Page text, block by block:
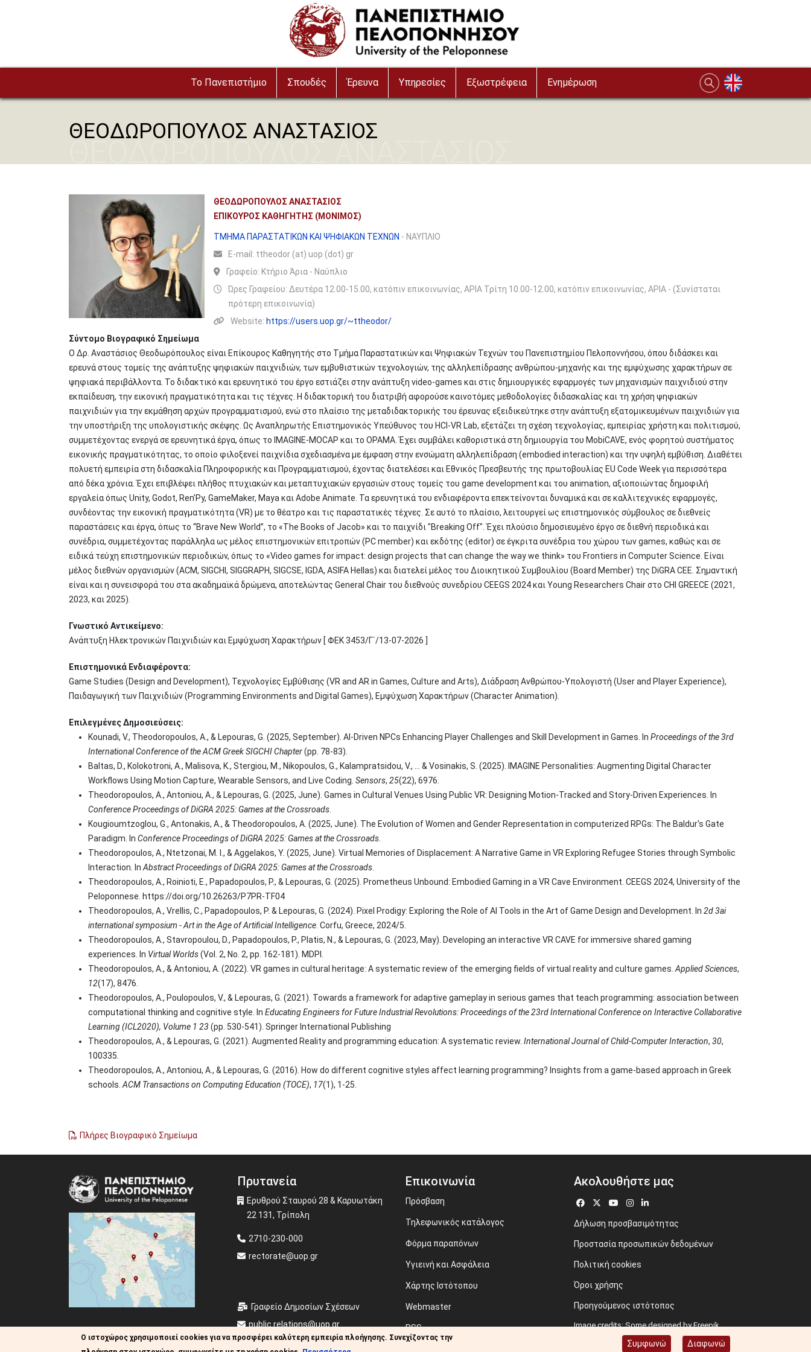
To Πανεπιστήμιο Σπουδές Έρευνα Υπηρεσίες Εξωστρέφεια Ενημέρωση
ΘΕΟΔΩΡΟΠΟΥΛΟΣ ΑΝΑΣΤΑΣΙΟΣ
ΘΕΟΔΩΡΟΠΟΥΛΟΣ ΑΝΑΣΤΑΣΙΟΣ
ΕΠΙΚΟΥΡΟΣ ΚΑΘΗΓΗΤΗΣ (ΜΟΝΙΜΟΣ)
ΤΜΗΜΑ ΠΑΡΑΣΤΑΤΙΚΩΝ ΚΑΙ ΨΗΦΙΑΚΩΝ ΤΕΧΝΩΝ - ΝΑΥΠΛΙΟ
Ε-mail: ttheodor (at) uop (dot) gr
Γραφείο: Κτήριο Άρια - Ναύπλιο
Ώρες Γραφείου: Δευτέρα 12.00-15.00, κατόπιν επικοινωνίας, ΑΡΙΑ Τρίτη 10.00-12.00, κατόπιν επικοινωνίας, ΑΡΙΑ - (Συνίσταται
πρότερη επικοινωνία)
Website: https://users.uop.gr/~ttheodor/
Σύντομο Βιογραφικό Σημείωμα
Ο Δρ. Αναστάσιος Θεοδωρόπουλος είναι Επίκουρος Καθηγητής στο Τμήμα Παραστατικών και Ψηφιακών Τεχνών του Πανεπιστημίου Πελοποννήσου, όπου διδάσκει και
ερευνά στους τομείς της ανάπτυξης ψηφιακών παιχνιδιών, των εμβυθιστικών τεχνολογιών, της αλληλεπίδρασης ανθρώπου-μηχανής και της εμψύχωσης χαρακτήρων σε
ψηφιακά περιβάλλοντα. Το διδακτικό και ερευνητικό του έργο εστιάζει στην ανάπτυξη video-games και στις δημιουργικές εφαρμογές των μηχανισμών παιχνιδιού στην
εκπαίδευση, την εικονική πραγματικότητα και τις τέχνες. Η διδακτορική του διατριβή αφορούσε καινοτόμες μεθοδολογίες διδασκαλίας και τη χρήση ψηφιακών
παιχνιδιών για την εκμάθηση αρχών προγραμματισμού, ενώ στο πλαίσιο της μεταδιδακτορικής του έρευνας εξειδικεύτηκε στην ανάπτυξη εξατομικευμένων παιχνιδιών για
την υποστήριξη της υπολογιστικής σκέψης. Ως Αναπληρωτής Επιστημονικός Υπεύθυνος του HCI-VR Lab, εξετάζει τη σχέση τεχνολογίας, εμπειρίας χρήστη και πολιτισμού,
συμμετέχοντας ενεργά σε ερευνητικά έργα, όπως το IMAGINE-MOCAP και το ΟΡΑΜΑ. Έχει συμβάλει καθοριστικά στη δημιουργία του MobiCAVE, ενός φορητού συστήματος
εικονικής πραγματικότητας, το οποίο φιλοξενεί παιχνίδια σχεδιασμένα με έμφαση στην ενσώματη αλληλεπίδραση (embodied interaction) και την υψηλή εμβύθιση. Διαθέτει
πολυετή εμπειρία στη διδασκαλία Πληροφορικής και Προγραμματισμού, έχοντας διατελέσει και Εθνικός Πρεσβευτής της πρωτοβουλίας EU Code Week για περισσότερα
από δέκα χρόνια. Έχει επιβλέψει πλήθος πτυχιακών και μεταπτυχιακών εργασιών στους τομείς του game development και του animation, αξιοποιώντας δημοφιλή
εργαλεία όπως Unity, Godot, Ren’Py, GameMaker, Maya και Adobe Animate. Τα ερευνητικά του ενδιαφέροντα επεκτείνονται δυναμικά και σε καλλιτεχνικές εφαρμογές,
συνδέοντας την εικονική πραγματικότητα (VR) με το θέατρο και τις παραστατικές τέχνες. Σε αυτό το πλαίσιο, λειτουργεί ως επιστημονικός σύμβουλος σε διεθνείς
παραστάσεις και έργα, όπως το “Brave New World”, το «The Books of Jacob» και το παιχνίδι "Breaking Off". Έχει πλούσιο δημοσιευμένο έργο σε διεθνή περιοδικά και
συνέδρια, συμμετέχοντας παράλληλα ως μέλος επιστημονικών επιτροπών (PC member) και εκδότης (editor) σε έγκριτα συνέδρια του χώρου των games, καθώς και σε
ειδικά τεύχη επιστημονικών περιοδικών, όπως το «Video games for impact: design projects that can change the way we think» του Frontiers in Computer Science. Είναι
μέλος διεθνών οργανισμών (ACM, SIGCHI, SIGGRAPH, SIGCSE, IGDA, ASIFA Hellas) και διατελεί μέλος του Διοικητικού Συμβουλίου (Board Member) της DiGRA CEE. Σημαντική
είναι και η συνεισφορά του στα ακαδημαϊκά δρώμενα, αποτελώντας General Chair του διεθνούς συνεδρίου CEEGS 2024 και Young Researchers Chair στο CHI GREECE (2021,
2023, και 2025).
Γνωστικό Αντικείμενο:
Ανάπτυξη Ηλεκτρονικών Παιχνιδιών και Εμψύχωση Χαρακτήρων [ ΦΕΚ 3453/Γ΄/13-07-2026 ]
Επιστημονικά Ενδιαφέροντα:
Game Studies (Design and Development), Τεχνολογίες Εμβύθισης (VR and AR in Games, Culture and Arts), Διάδραση Ανθρώπου-Υπολογιστή (User and Player Experience),
Παιδαγωγική των Παιχνιδιών (Programming Environments and Digital Games), Εμψύχωση Χαρακτήρων (Character Animation).
Επιλεγμένες Δημοσιεύσεις:
Kounadi, V., Theodoropoulos, A., & Lepouras, G. (2025, September). AI-Driven NPCs Enhancing Player Challenges and Skill Development in Games. In Proceedings of the 3rd
International Conference of the ACM Greek SIGCHI Chapter(pp. 78-83).
Baltas, D., Kolokotroni, A., Malisova, K., Stergiou, M., Nikopoulos, G., Kalampratsidou, V., ... & Vosinakis, S. (2025). IMAGINE Personalities: Augmenting Digital Character
Workflows Using Motion Capture, Wearable Sensors, and Live Coding. Sensors, 25(22), 6976.
Theodoropoulos, A., Antoniou, A., & Lepouras, G. (2025, June). Games in Cultural Venues Using Public VR: Designing Motion-Tracked and Story-Driven Experiences. In
Conference Proceedings of DiGRA 2025: Games at the Crossroads
Kougioumtzoglou, G., Antonakis, A., & Theodoropoulos, A. (2025, June). The Evolution of Women and Gender Representation in computerized RPGs: The Baldur's Gate
Paradigm. In Conference Proceedings of DiGRA 2025: Games at the Crossroads
Theodoropoulos, A., Ntetzonai, M. I., & Aggelakos, Y. (2025, June). Virtual Memories of Displacement: A Narrative Game in VR Exploring Refugee Stories through Symbolic
Interaction. In Abstract Proceedings of DiGRA 2025: Games at the Crossroads
Theodoropoulos, A., Roinioti, E., Papadopoulos, P., & Lepouras, G. (2025). Prometheus Unbound: Embodied Gaming in a VR Cave Environment. CEEGS 2024, University of the
Peloponnese. https://doi.org/10.26263/P7PR-TF04
Theodoropoulos, A., Vrellis, C., Papadopoulos, P. & Lepouras, G. (2024). Pixel Prodigy: Exploring the Role of AI Tools in the Art of Game Design and Development. In 2d 3ai
international symposium - Art in the Age of Artificial Intelligence . Corfu, Greece, 2024/5.
Theodoropoulos, A., Stavropoulou, D., Papadopoulos, P., Platis, N., & Lepouras, G. (2023, May). Developing an interactive VR CAVE for immersive shared gaming
experiences. In Virtual Worlds(Vol. 2, No. 2, pp. 162-181). MDPI.
Theodoropoulos, A., & Antoniou, A. (2022). VR games in cultural heritage: A systematic review of the emerging fields of virtual reality and culture games. Applied Sciences,
12(17), 8476.
Theodoropoulos, A., Poulopoulos, V., & Lepouras, G. (2021). Towards a framework for adaptive gameplay in serious games that teach programming: association between
computational thinking and cognitive style. In Educating Engineers for Future Industrial Revolutions: Proceedings of the 23rd International Conference on Interactive Collaborative
Learning (ICL2020), Volume 1 23 (pp. 530-541). Springer International Publishing
Theodoropoulos, A., & Lepouras, G. (2021). Augmented Reality and programming education: A systematic review. International Journal of Child-Computer Interaction, 30,
100335.
Theodoropoulos, A., Antoniou, A., & Lepouras, G. (2016). How do different cognitive styles affect learning programming? Insights from a game-based approach in Greek
schools. ACM Transactions on Computing Education (TOCE), 17(1), 1-25.
Πλήρες Βιογραφικό Σημείωμα
Image Πρυτανεία
Ερυθρού Σταυρού 28 & Καρυωτάκη
22 131, Τρίπολη
2710-230-000
rectorate@uop.gr
Γραφείο Δημοσίων Σχέσεων
public.relations@uop.gr
Επικοινωνία
Πρόσβαση
Τηλεφωνικός κατάλογος
Φόρμα παραπόνων
Υγιεινή και Ασφάλεια
Χάρτης Ιστότοπου
Webmaster
RSS
Ακολουθήστε μας
Δήλωση προσβασιμότητας
Προστασία προσωπικών δεδομένων
Πολιτική cookies
Όροι χρήσης
Προηγούμενος ιστότοπος
Image credits: Some designed by Freepik
Ο ιστοχώρος χρησιμοποιεί cookies για να προσφέρει καλύτερη εμπειρία πλοήγησης. Συνεχίζοντας την
Συμφωνώ Διαφωνώ